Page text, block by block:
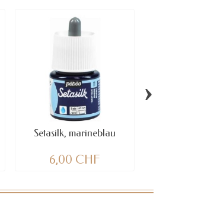
Setasilk, marineblau
6,00 CHF
›